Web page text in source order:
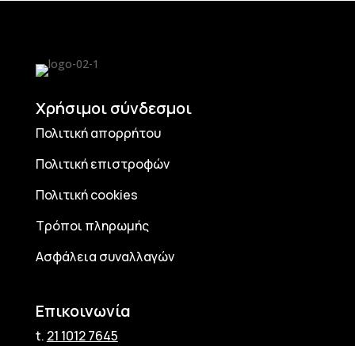
Χρήσιμοι σύνδεσμοι
Πολιτική απορρήτου
Πολιτική επιστροφών
Πολιτική cookies
Τρόποι πληρωμής
Ασφάλεια συναλλαγών
Επικοινωνία
t. 21 1012 7645